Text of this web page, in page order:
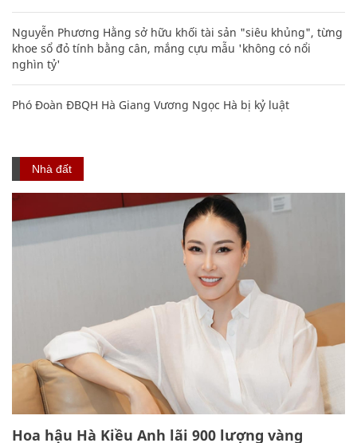
Nguyễn Phương Hằng sở hữu khối tài sản "siêu khủng", từng
khoe sổ đỏ tính bằng cân, mắng cựu mẫu 'không có nổi
nghìn tỷ'
Phó Đoàn ĐBQH Hà Giang Vương Ngọc Hà bị kỷ luật
Nhà đất
Hoa hậu Hà Kiều Anh lãi 900 lượng vàng